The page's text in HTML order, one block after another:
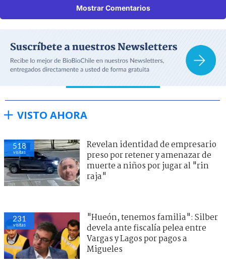
Mostrar Comentarios
VISTO AHORA
518
visitas
Revelan identidad de empresario
preso por retener y amenazar de
muerte a niños por jugar al "rin
raja"
231
visitas
"Hueón, tenemos familia": Silber
devela ante fiscalía pelea entre
Vargas y Lagos por pagos a
Migueles